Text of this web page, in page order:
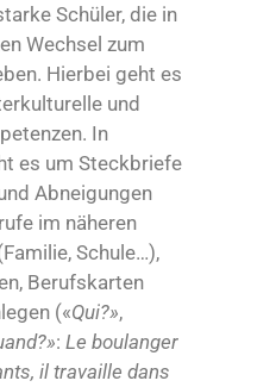
Schüler, die in
Wechsel zum
Hierbei geht es
und
In
es um Steckbriefe
Abneigungen
im näheren
Schule…),
Berufskarten
(«Qui?»,
:Le boulanger
il travaille dans